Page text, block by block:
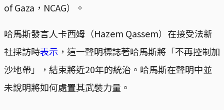
of Gaza，NCAG）。
哈馬斯發言人卡西姆（Hazem Qassem）在接受法新
社採訪時表示 ，這一聲明標誌著哈馬斯將「不再控制加
沙地帶」，結束將近20年的統治。哈馬斯在聲明中並
未說明將如何處置其武裝力量。